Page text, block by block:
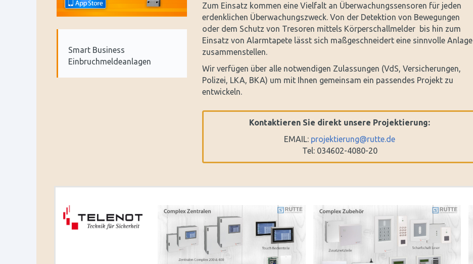
Smart Business
Einbruchmeldeanlagen
Zum Einsatz kommen eine Vielfalt an Überwachungssensoren für jeden
erdenklichen Überwachungszweck. Von der Detektion von Bewegungen
oder dem Schutz von Tresoren mittels Körperschallmelder bis hin zum
Einsatz von Alarmtapete lässt sich maßgeschneidert eine sinnvolle Anlage
zusammenstellen.
Wir verfügen über alle notwendigen Zulassungen (VdS, Versicherungen,
Polizei, LKA, BKA) um mit Ihnen gemeinsam ein passendes Projekt zu
entwickeln.
Kontaktieren Sie direkt unsere Projektierung:
EMAIL: projektierung@rutte.de
Tel: 034602-4080-20